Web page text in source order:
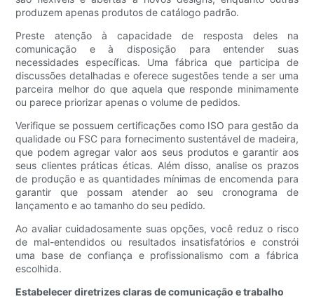
produzem apenas produtos de catálogo padrão.
Preste atenção à capacidade de resposta deles na
comunicação e à disposição para entender suas
necessidades específicas. Uma fábrica que participa de
discussões detalhadas e oferece sugestões tende a ser uma
parceira melhor do que aquela que responde minimamente
ou parece priorizar apenas o volume de pedidos.
Verifique se possuem certificações como ISO para gestão da
qualidade ou FSC para fornecimento sustentável de madeira,
que podem agregar valor aos seus produtos e garantir aos
seus clientes práticas éticas. Além disso, analise os prazos
de produção e as quantidades mínimas de encomenda para
garantir que possam atender ao seu cronograma de
lançamento e ao tamanho do seu pedido.
Ao avaliar cuidadosamente suas opções, você reduz o risco
de mal-entendidos ou resultados insatisfatórios e constrói
uma base de confiança e profissionalismo com a fábrica
escolhida.
Estabelecer diretrizes claras de comunicação e trabalho